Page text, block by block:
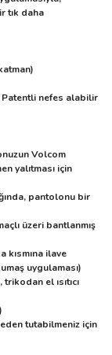
tık daha
Patentli nefes alabilir
Volcom
yalıtması için
pantolonu bir
üzeri bantlanmış
ilave
uygulaması)
el ısıtıcı
tutabilmeniz için